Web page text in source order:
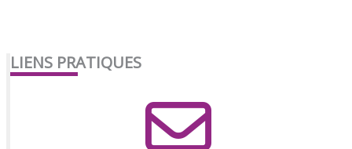
LIENS PRATIQUES